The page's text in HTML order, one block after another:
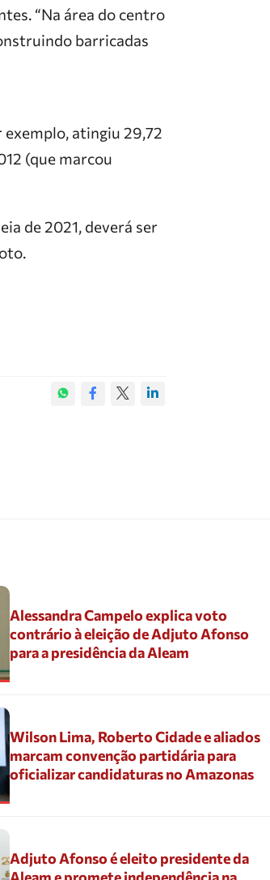
“Na área do centro
barricadas
atingiu 29,72
(que marcou
de 2021, deverá ser
Alessandra Campelo explica voto
contrário à eleição de Adjuto Afonso
para a presidência da Aleam
Wilson Lima, Roberto Cidade e aliados
marcam convenção partidária para
oficializar candidaturas no Amazonas
Adjuto Afonso é eleito presidente da